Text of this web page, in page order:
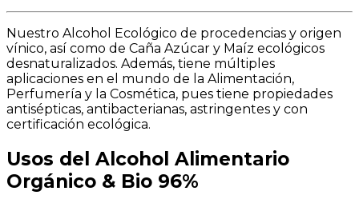
Nuestro Alcohol Ecológico de procedencias y origen
vínico, así como de Caña Azúcar y Maíz ecológicos
desnaturalizados. Además, tiene múltiples
aplicaciones en el mundo de la Alimentación,
Perfumería y la Cosmética, pues tiene propiedades
antisépticas, antibacterianas, astringentes y con
certificación ecológica.
Usos del Alcohol Alimentario
Orgánico & Bio 96%